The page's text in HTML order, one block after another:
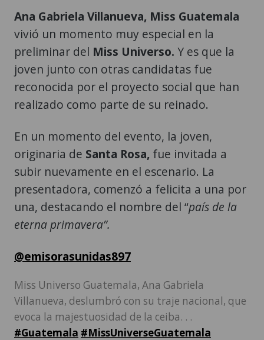
Ana Gabriela Villanueva, Miss Guatemala
vivió un momento muy especial en la
preliminar del Miss Universo. Y es que la
joven junto con otras candidatas fue
reconocida por el proyecto social que han
realizado como parte de su reinado.
En un momento del evento, la joven,
originaria de Santa Rosa, fue invitada a
subir nuevamente en el escenario. La
presentadora, comenzó a felicita a una por
una, destacando el nombre del “país de la
eterna primavera”.
@emisorasunidas897
Miss Universo Guatemala, Ana Gabriela
Villanueva, deslumbró con su traje nacional, que
evoca la majestuosidad de la ceiba. . .
#Guatemala #MissUniverseGuatemala